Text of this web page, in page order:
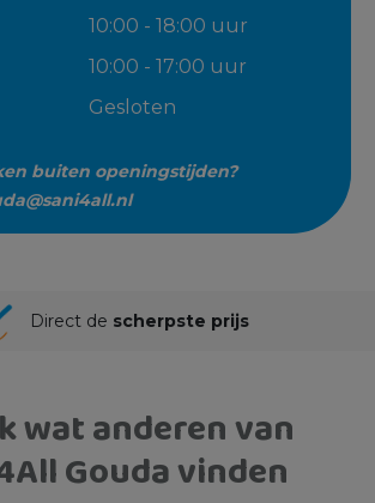
10:00 - 18:00 uur
10:00 - 17:00 uur
Gesloten
buiten openingstijden?
Direct de scherpste prijs
wat anderen van
Gouda vinden